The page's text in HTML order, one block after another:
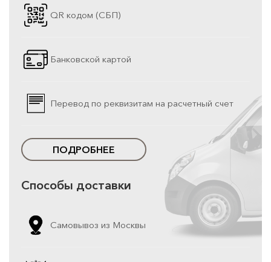
QR кодом (СБП)
Банковской картой
Перевод по реквизитам на расчетный счет
ПОДРОБНЕЕ
Способы доставки
Самовывоз из Москвы